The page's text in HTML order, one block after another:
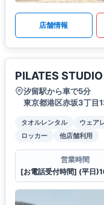
店舗情報
PILATES
汐留駅から車で5分
東京都港区赤坂3丁目
タオルレンタル ウェア
ロッカー
他店舗利用
営業時間